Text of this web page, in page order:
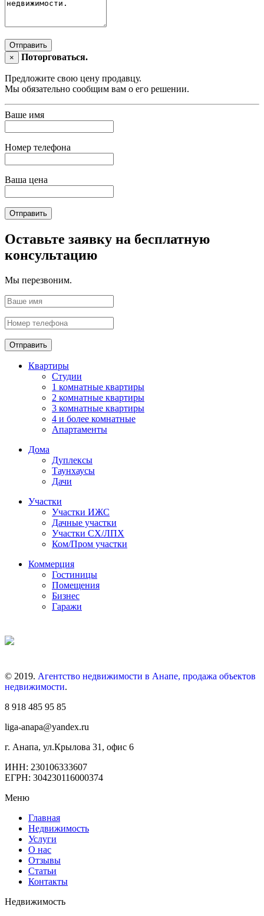
Отправить
×
Поторговаться.
Предложите свою цену продавцу.
Мы обязательно сообщим вам о его решении.
Ваше имя
Номер телефона
Ваша цена
Отправить
Оставьте заявку на бесплатную
консультацию
Мы перезвоним.
Отправить
Квартиры
Студии
1 комнатные квартиры
2 комнатные квартиры
3 комнатные квартиры
4 и более комнатные
Апартаменты
Дома
Дуплексы
Таунхаусы
Дачи
Участки
Участки ИЖС
Дачные участки
Участки СХ/ЛПХ
Ком/Пром участки
Коммерция
Гостиницы
Помещения
Бизнес
Гаражи
© 2019. Агентство недвижимости в Анапе, продажа объектов
недвижимости.
8 918 485 95 85
liga-anapa@yandex.ru
г. Анапа, ул.Крылова 31, офис 6
ИНН: 230106333607
ЕГРН: 304230116000374
Меню
Главная
Недвижимость
Услуги
О нас
Отзывы
Статьи
Контакты
Недвижимость